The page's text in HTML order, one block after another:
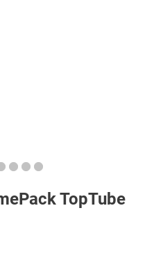
TopTube